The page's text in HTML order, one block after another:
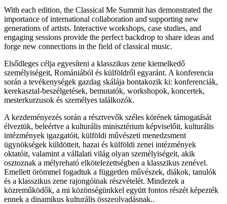
With each edition, the Classical Me Summit has demonstrated the
importance of international collaboration and supporting new
generations of artists. Interactive workshops, case studies, and
engaging sessions provide the perfect backdrop to share ideas and
forge new connections in the field of classical music.
Elsődleges célja egyesíteni a klasszikus zene kiemelkedő
személyiségeit, Romániából és külföldről egyaránt. A konferencia
során a tevékenységek gazdag skálája bontakozik ki: konferenciák,
kerekasztal-beszélgetések, bemutatók, workshopok, koncertek,
mesterkurzusok és személyes találkozók.
A kezdeményezés során a résztvevők széles körének támogatását
élveztük, beleértve a kulturális minisztérium képviselőit, kulturális
intézmények igazgatóit, külföldi művészeti menedzsment
ügynökségek küldötteit, hazai és külföldi zenei intézmények
oktatóit, valamint a vállalati világ olyan személyiségeit, akik
osztoznak a mélyreható elkötelezettségben a klasszikus zenével.
Emellett örömmel fogadtuk a független művészek, diákok, tanulók
és a klasszikus zene rajongóinak részvételét. Mindezek a
közreműködők, a mi közönségünkkel együtt fontos részét képezték
ennek a dinamikus kulturális összeolvadásnak..